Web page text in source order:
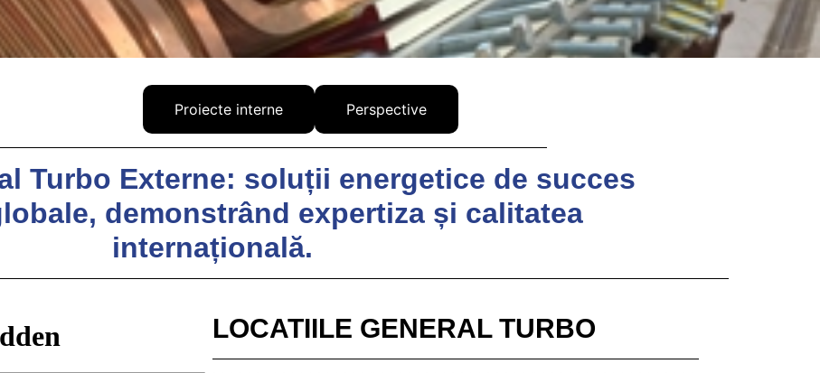
Proiecte interne Perspective
Turbo Externe: soluții energetice de succes
demonstrând expertiza și calitatea
internațională.
LOCATIILE GENERAL TURBO